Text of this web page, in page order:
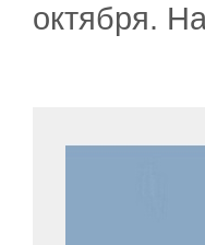
октября.